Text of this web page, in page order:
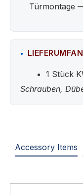
Türmontage
1 Stück
Schrauben,
Accessory Items